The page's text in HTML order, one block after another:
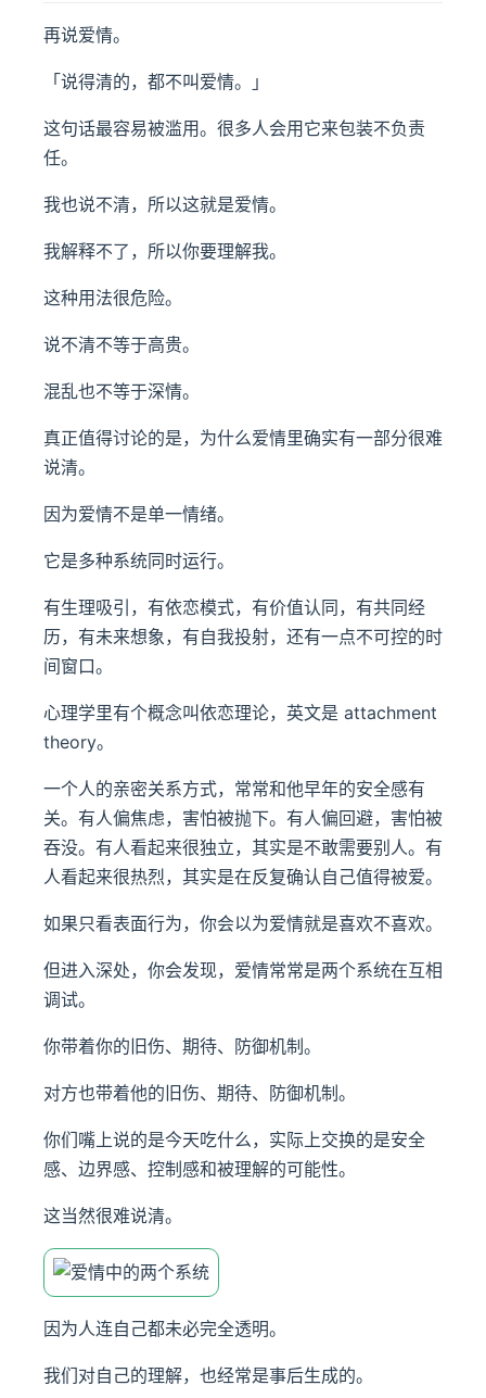
再说爱情。
「说得清的，都不叫爱情。」
这句话最容易被滥用。很多人会用它来包装不负责
任。
我也说不清，所以这就是爱情。
我解释不了，所以你要理解我。
这种用法很危险。
说不清不等于高贵。
混乱也不等于深情。
真正值得讨论的是，为什么爱情里确实有一部分很难
说清。
因为爱情不是单一情绪。
它是多种系统同时运行。
有生理吸引，有依恋模式，有价值认同，有共同经
历，有未来想象，有自我投射，还有一点不可控的时
间窗口。
心理学里有个概念叫依恋理论，英文是 attachment
theory。
一个人的亲密关系方式，常常和他早年的安全感有
关。有人偏焦虑，害怕被抛下。有人偏回避，害怕被
吞没。有人看起来很独立，其实是不敢需要别人。有
人看起来很热烈，其实是在反复确认自己值得被爱。
如果只看表面行为，你会以为爱情就是喜欢不喜欢。
但进入深处，你会发现，爱情常常是两个系统在互相
调试。
你带着你的旧伤、期待、防御机制。
对方也带着他的旧伤、期待、防御机制。
你们嘴上说的是今天吃什么，实际上交换的是安全
感、边界感、控制感和被理解的可能性。
这当然很难说清。
因为人连自己都未必完全透明。
我们对自己的理解，也经常是事后生成的。